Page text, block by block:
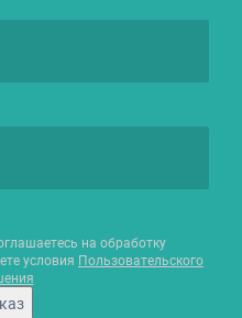
на обработку
условия Пользовательского